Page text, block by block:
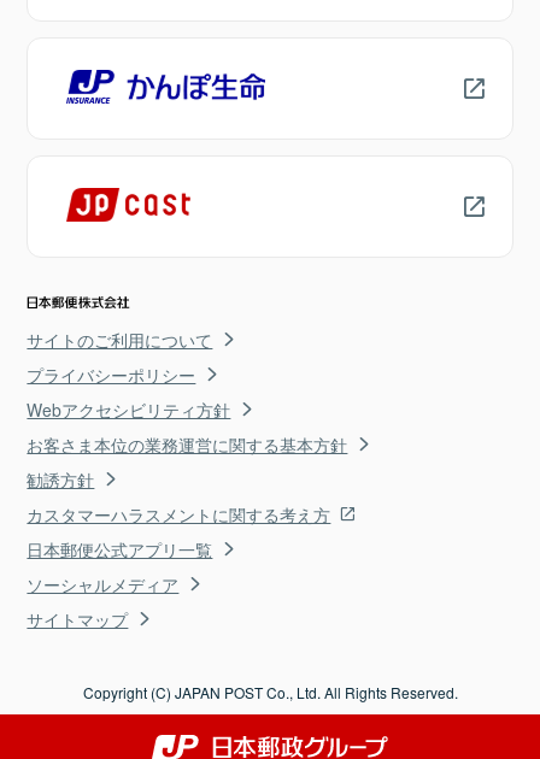
サイトのご利用について
プライバシーポリシー
Webアクセシビリティ方針
お客さま本位の業務運営に関する基本方針
勧誘方針
カスタマーハラスメントに関する考え方
日本郵便公式アプリ一覧
ソーシャルメディア
サイトマップ
Copyright (C) JAPAN POST Co., Ltd. All Rights Reserved.